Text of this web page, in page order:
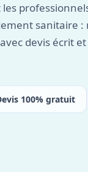
sanitaire :
devis écrit
100% gratuit